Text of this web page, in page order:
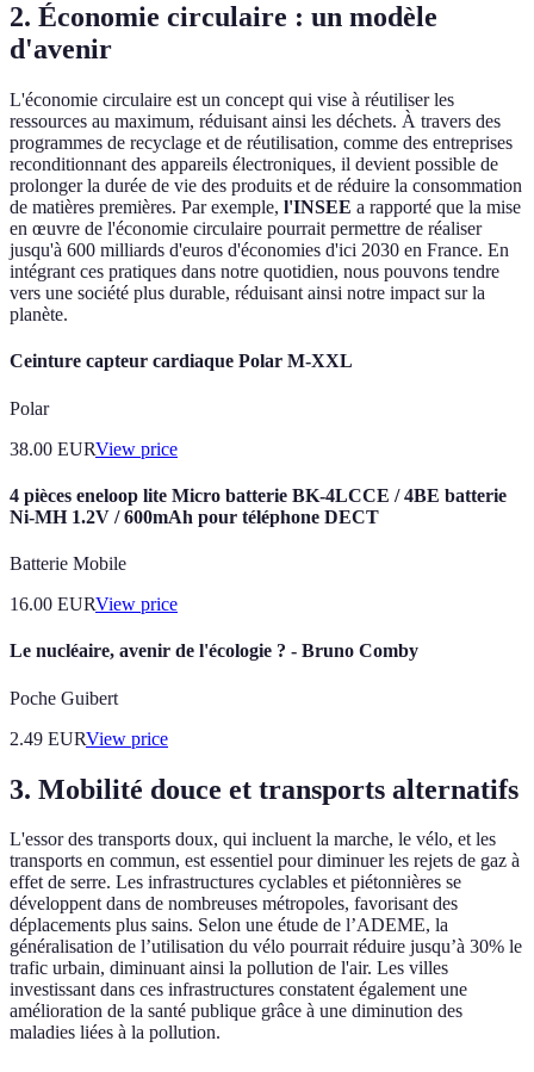
2. Économie circulaire : un modèle
d'avenir
L'économie circulaire est un concept qui vise à réutiliser les
ressources au maximum, réduisant ainsi les déchets. À travers des
programmes de recyclage et de réutilisation, comme des entreprises
reconditionnant des appareils électroniques, il devient possible de
prolonger la durée de vie des produits et de réduire la consommation
de matières premières. Par exemple, l'INSEE a rapporté que la mise
en œuvre de l'économie circulaire pourrait permettre de réaliser
jusqu'à 600 milliards d'euros d'économies d'ici 2030 en France. En
intégrant ces pratiques dans notre quotidien, nous pouvons tendre
vers une société plus durable, réduisant ainsi notre impact sur la
planète.
Ceinture capteur cardiaque Polar M-XXL
Polar
38.00 EURView price
4 pièces eneloop lite Micro batterie BK-4LCCE / 4BE batterie
Ni-MH 1.2V / 600mAh pour téléphone DECT
Batterie Mobile
16.00 EURView price
Le nucléaire, avenir de l'écologie ? - Bruno Comby
Poche Guibert
2.49 EURView price
3. Mobilité douce et transports alternatifs
L'essor des transports doux, qui incluent la marche, le vélo, et les
transports en commun, est essentiel pour diminuer les rejets de gaz à
effet de serre. Les infrastructures cyclables et piétonnières se
développent dans de nombreuses métropoles, favorisant des
déplacements plus sains. Selon une étude de l’ADEME, la
généralisation de l’utilisation du vélo pourrait réduire jusqu’à 30% le
trafic urbain, diminuant ainsi la pollution de l'air. Les villes
investissant dans ces infrastructures constatent également une
amélioration de la santé publique grâce à une diminution des
maladies liées à la pollution.